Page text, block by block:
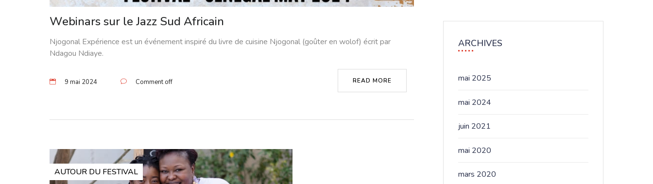
Webinars sur le Jazz Sud Africain
Njogonal Expérience est un événement inspiré du livre de cuisine Njogonal (goûter en wolof) écrit par
Ndagou Ndiaye.
9 mai 2024 Comment off READ MORE
AUTOUR DU FESTIVAL
ARCHIVES
mai 2025
mai 2024
juin 2021
mai 2020
mars 2020